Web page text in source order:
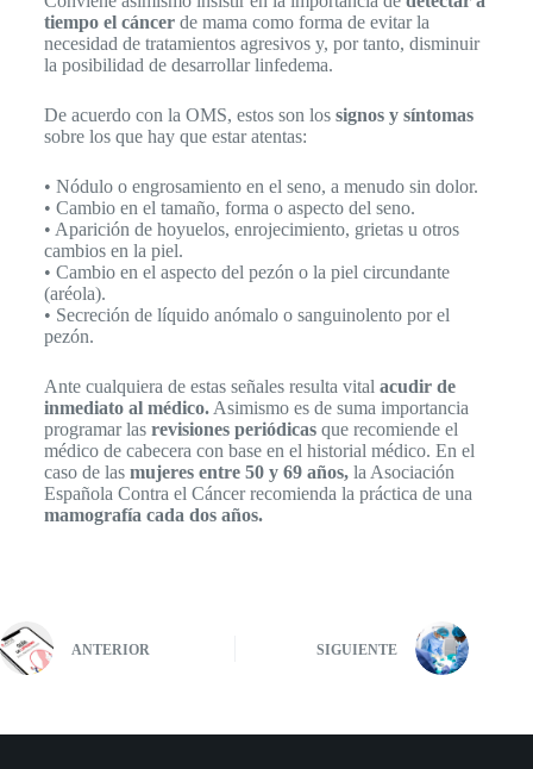
tiempo el cáncer de mama como forma de evitar la
necesidad de tratamientos agresivos y, por tanto, disminuir
la posibilidad de desarrollar linfedema.
De acuerdo con la OMS, estos son los signos y síntomas
sobre los que hay que estar atentas:
• Nódulo o engrosamiento en el seno, a menudo sin dolor.
• Cambio en el tamaño, forma o aspecto del seno.
• Aparición de hoyuelos, enrojecimiento, grietas u otros
cambios en la piel.
• Cambio en el aspecto del pezón o la piel circundante
(aréola).
• Secreción de líquido anómalo o sanguinolento por el
pezón.
Ante cualquiera de estas señales resulta vital acudir de
inmediato al médico.Asimismo es de suma importancia
programar lasrevisiones periódicasque recomiende el
médico de cabecera con base en el historial médico. En el
caso de las mujeres entre 50 y 69 años,la Asociación
Española Contra el Cáncer recomienda la práctica de una
mamografía cada dos años.
ANTERIOR SIGUIENTE